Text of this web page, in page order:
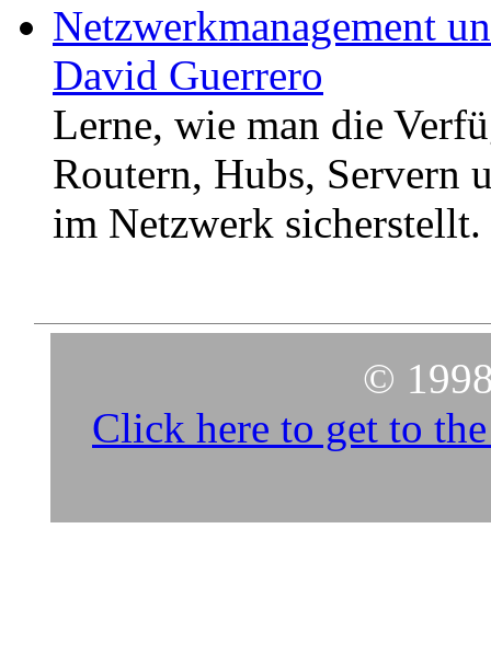
Netzwerkmanagement
David Guerrero
Lerne, wie man die
Routern, Hubs, Servern
im Netzwerk sicherstellt.
©
Click here to get to